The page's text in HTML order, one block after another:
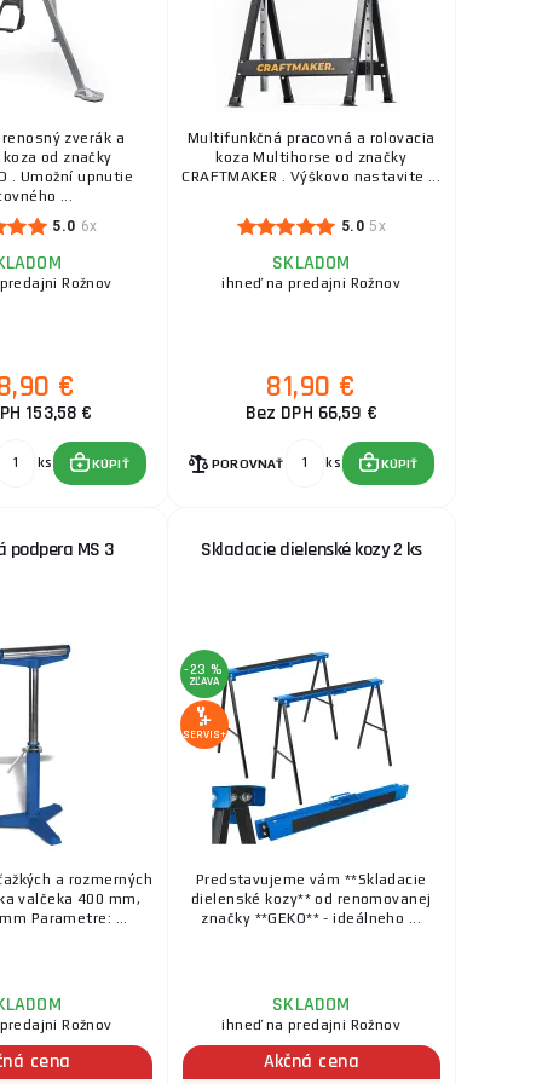
výška:
KÚPIŤ
určený na
pod ...
119,40 €
ks KÚPIŤ
výšky aj do šírky.
47,00 €
SKLADOM u dodávateľa
ks
pevný a
SKLADOM u dodávateľa
150 kg
25,60 €
zverák.
SKLADOM
ks KÚPIŤ
S20
s možnosťou
...
143,60 €
SKLADOM u dodávateľa
39,10 €
SKLADOM
- 1 pár 176,60 €
SKLADOM u dodávateľa
zverák a
od značky
. Umožní upnutie
...
5.0 6x
Rožnov
€
153,58 €
ks KÚPIŤ
Multifunkčná pracovná a rolovacia
koza Multihorse od značky
CRAFTMAKER . Výškovo nastavite ...
5.0 5x
SKLADOM
ihneď na predajni Rožnov
81,90 €
Bez DPH 66,59 €
POROVNAŤ ks KÚPIŤ
podpera MS 3
a rozmerných
valčeka 400 mm,
Parametre: ...
Rožnov
cena
Skladacie dielenské kozy 2 ks
-23 %
ZĽAVA
SERVIS+
Predstavujeme vám **Skladacie
dielenské kozy** od renomovanej
značky **GEKO** - ideálneho ...
SKLADOM
ihneď na predajni Rožnov
Akčná cena